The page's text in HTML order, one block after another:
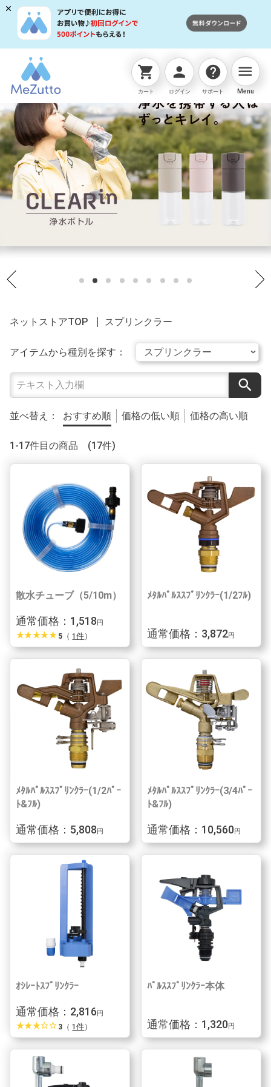
shopping_cart
カート
person
ログイン
help
サポート
menu
Menu
ネットストアTOP スプリンクラー
アイテムから種別を探す：
search
並べ替え： おすすめ順 価格の低い順 価格の高い順
1-17件目の商品 (17件)
散水チューブ（5/10m）
通常価格：1,518 円
star_ratestar_ratestar_ratestar_ratestar_rate 5 （1件）
ﾒﾀﾙﾊﾟﾙｽｽﾌﾟﾘﾝｸﾗｰ(1/2ﾌﾙ)
通常価格：3,872円
ﾒﾀﾙﾊﾟﾙｽｽﾌﾟﾘﾝｸﾗｰ(1/2ﾊﾟｰ
ﾄ&ﾌﾙ)
通常価格：5,808円
ﾒﾀﾙﾊﾟﾙｽｽﾌﾟﾘﾝｸﾗｰ(3/4ﾊﾟｰ
ﾄ&ﾌﾙ)
通常価格：10,560円
ｵｼﾚｰﾄｽﾌﾟﾘﾝｸﾗｰ
通常価格：2,816 円
star_ratestar_ratestar_ratestar_borderstar_border 3 （1件）
ﾊﾟﾙｽｽﾌﾟﾘﾝｸﾗｰ本体
通常価格：1,320円